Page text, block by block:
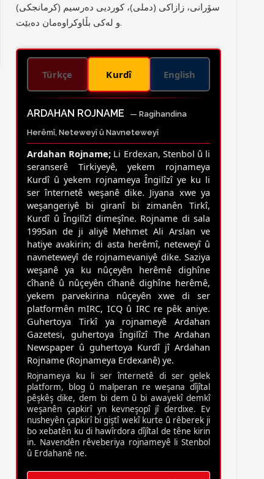
سۆرانی، زازاکی (دملی)، کوردیی دەرسیم (کرمانجکی)
و لەکی بڵاوکراوەمان دەبێت.
Türkçe Kurdî English
ARDAHAN ROJNAME
— Ragihandina
Herêmî, Neteweyî û Navneteweyî
Ardahan Rojname; Li Erdexan, Stenbol û li
seranserê Tirkiyeyê, yekem rojnameya
Kurdî û yekem rojnameya Îngilîzî ye ku li
ser înternetê weşanê dike. Jiyana xwe ya
weşangeriyê bi giranî bi zimanên Tirkî,
Kurdî û Îngilîzî dimeşîne. Rojname di sala
1995an de ji aliyê Mehmet Ali Arslan ve
hatiye avakirin; di asta herêmî, neteweyî û
navneteweyî de rojnamevaniyê dike. Saziya
weşanê ya ku nûçeyên herêmê dighîne
cîhanê û nûçeyên cîhanê dighîne herêmê,
yekem parvekirina nûçeyên xwe di ser
platformên mIRC, ICQ û IRC re pêk aniye.
Guhertoya Tirkî ya rojnameyê Ardahan
Gazetesi, guhertoya Îngilîzî The Ardahan
Newspaper û guhertoya Kurdî jî Ardahan
Rojname (Rojnameya Erdexanê) ye.
Rojnameya ku li ser înternetê di ser gelek
platform, blog û malperan re weşana dîjîtal
pêşkêş dike, dem bi dem û bi awayekî demkî
weşanên çapkirî yn kevneşopî jî derdixe. Ev
nusheyên çapkirî bi giştî wekî kurte û rêberek ji
bo xebatên ku di hawîrdora dîjîtal de têne kirin
in. Navendên rêveberiya rojnameyê li Stenbol
û Erdahanê ne.